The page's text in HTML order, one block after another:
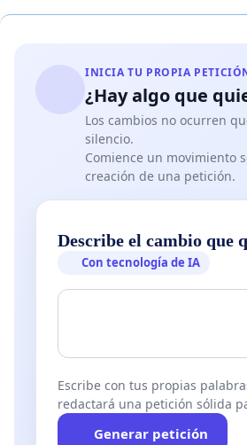
INICIA TU PROPIA
¿Hay algo que
Los cambios no ocurren
silencio.
Comience un movimiento
creación de una petición.
Describe el cambio que
Con tecnología de IA
Escribe con tus propias
redactará una petición sólida
Generar petición